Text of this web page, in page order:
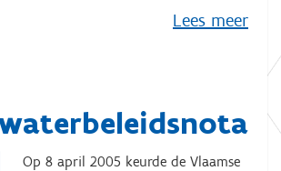
Lees meer
Op 8 april 2005 keurde de Vlaamse